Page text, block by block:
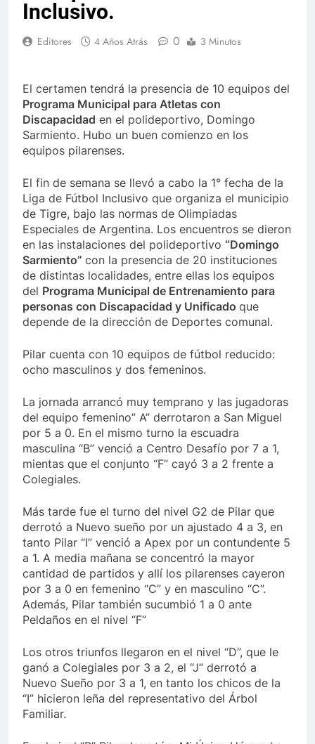
Inclusivo.
Editores 4 Años Atrás 0 3 Minutos
El certamen tendrá la presencia de 10 equipos del
Programa Municipal para Atletas con
Discapacidad en el polideportivo, Domingo
Sarmiento. Hubo un buen comienzo en los
equipos pilarenses.
El fin de semana se llevó a cabo la 1° fecha de la
Liga de Fútbol Inclusivo que organiza el municipio
de Tigre, bajo las normas de Olimpiadas
Especiales de Argentina. Los encuentros se dieron
en las instalaciones del polideportivo “Domingo
Sarmiento” con la presencia de 20 instituciones
de distintas localidades, entre ellas los equipos
del Programa Municipal de Entrenamiento para
personas con Discapacidad y Unificado que
depende de la dirección de Deportes comunal.
Pilar cuenta con 10 equipos de fútbol reducido:
ocho masculinos y dos femeninos.
La jornada arrancó muy temprano y las jugadoras
del equipo femenino” A” derrotaron a San Miguel
por 5 a 0. En el mismo turno la escuadra
masculina “B” venció a Centro Desafío por 7 a 1,
mientas que el conjunto “F” cayó 3 a 2 frente a
Colegiales.
Más tarde fue el turno del nivel G2 de Pilar que
derrotó a Nuevo sueño por un ajustado 4 a 3, en
tanto Pilar “I” venció a Apex por un contundente 5
a 1. A media mañana se concentró la mayor
cantidad de partidos y allí los pilarenses cayeron
por 3 a 0 en femenino “C” y en masculino “C”.
Además, Pilar también sucumbió 1 a 0 ante
Peldaños en el nivel “F”
Los otros triunfos llegaron en el nivel “D”, que le
ganó a Colegiales por 3 a 2, el “J” derrotó a
Nuevo Sueño por 3 a 1, en tanto los chicos de la
“I” hicieron leña del representativo del Árbol
Familiar.